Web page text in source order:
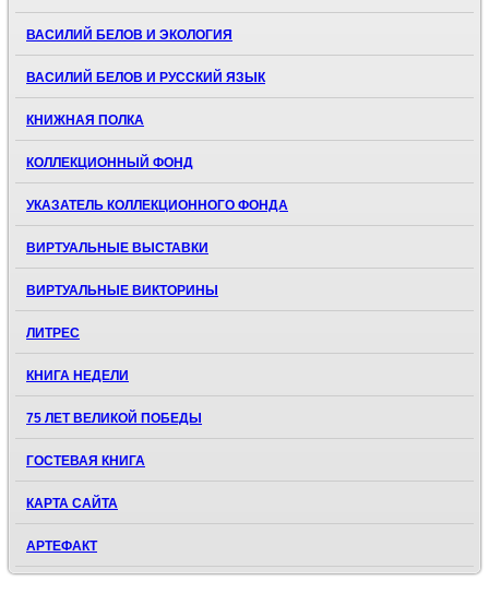
ВАСИЛИЙ БЕЛОВ И ЭКОЛОГИЯ
ВАСИЛИЙ БЕЛОВ И РУССКИЙ ЯЗЫК
КНИЖНАЯ ПОЛКА
КОЛЛЕКЦИОННЫЙ ФОНД
УКАЗАТЕЛЬ КОЛЛЕКЦИОННОГО ФОНДА
ВИРТУАЛЬНЫЕ ВЫСТАВКИ
ВИРТУАЛЬНЫЕ ВИКТОРИНЫ
ЛИТРЕС
КНИГА НЕДЕЛИ
75 ЛЕТ ВЕЛИКОЙ ПОБЕДЫ
ГОСТЕВАЯ КНИГА
КАРТА САЙТА
АРТЕФАКТ